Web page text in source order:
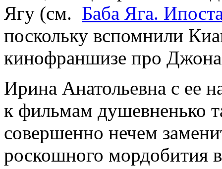
Ягу (см. Баба Яга.
поскольку вспомнили
кинофраншизе про
Ирина Анатольевна с ее
к фильмам душевненько
совершенно нечем
роскошного мордобития